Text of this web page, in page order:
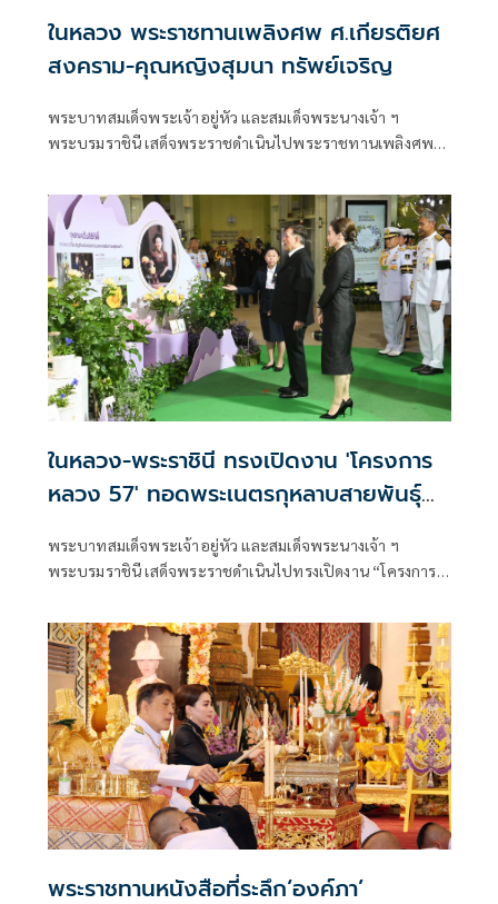
ในหลวง พระราชทานเพลิงศพ ศ.เกียรติยศ
สงคราม-คุณหญิงสุมนา ทรัพย์เจริญ
พระบาทสมเด็จพระเจ้าอยู่หัว และสมเด็จพระนางเจ้า ฯ
พระบรมราชินี เสด็จพระราชดำเนินไปพระราชทานเพลิงศพ
ป.จ.,ม.ป.ช.,ม.ว.ม.,ภ.ป.ร. 3 ,ว.ป.ร.3 และคุณหญิงสุมนา ทรัพย์
เจริญ ต.จ.,ป.ม.
ในหลวง-พระราชินี ทรงเปิดงาน 'โครงการ
หลวง 57' ทอดพระเนตรกุหลาบสายพันธุ์
พระบาทสมเด็จพระเจ้าอยู่หัว และสมเด็จพระนางเจ้า ฯ
พระบรมราชินี เสด็จพระราชดำเนินไปทรงเปิดงาน “โครงการ
รักษา ต่อยอด จากดอยสู่เมือง” (The Blooming Legacy of
Royal Flora)
พระราชทานหนังสือที่ระลึก‘องค์ภา’